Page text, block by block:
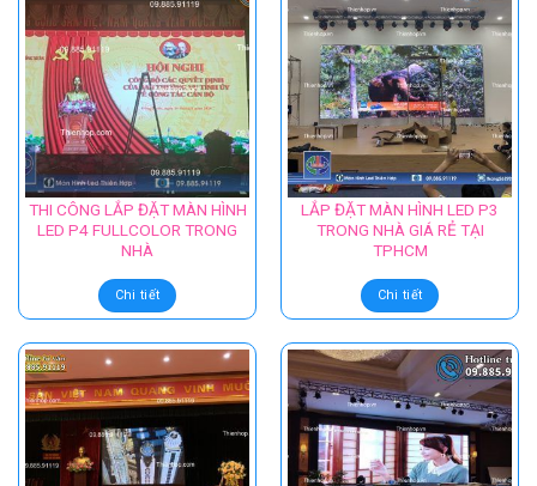
THI CÔNG MÀN HÌNH LED P3
FULL COLOR TẠI LẠNG SƠN
Chi tiết
#THI CÔNG MÀN HÌNH LED
P2.5 TRONG NHÀ – QIANGLI
Chi tiết
THI CÔNG LẮP ĐẶT MÀN HÌNH
LED P4 FULLCOLOR TRONG
NHÀ
LẮP ĐẶT MÀN HÌNH LED P3
TRONG NHÀ GIÁ RẺ TẠI
TPHCM